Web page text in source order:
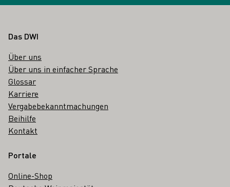
Fußbereich
Das DWI
Über uns
Über uns in einfacher Sprache
Glossar
Karriere
Vergabebekanntmachungen
Beihilfe
Kontakt
Portale
Online-Shop